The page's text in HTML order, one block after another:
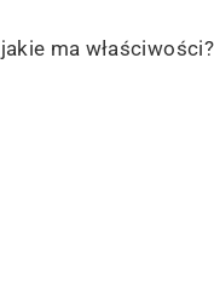
ma właściwości?